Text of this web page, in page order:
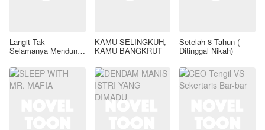
Langit Tak
Selamanya Mendung,
KAMU SELINGKUH,
KAMU BANGKRUT
Setelah 8 Tahun (
Ditinggal Nikah)